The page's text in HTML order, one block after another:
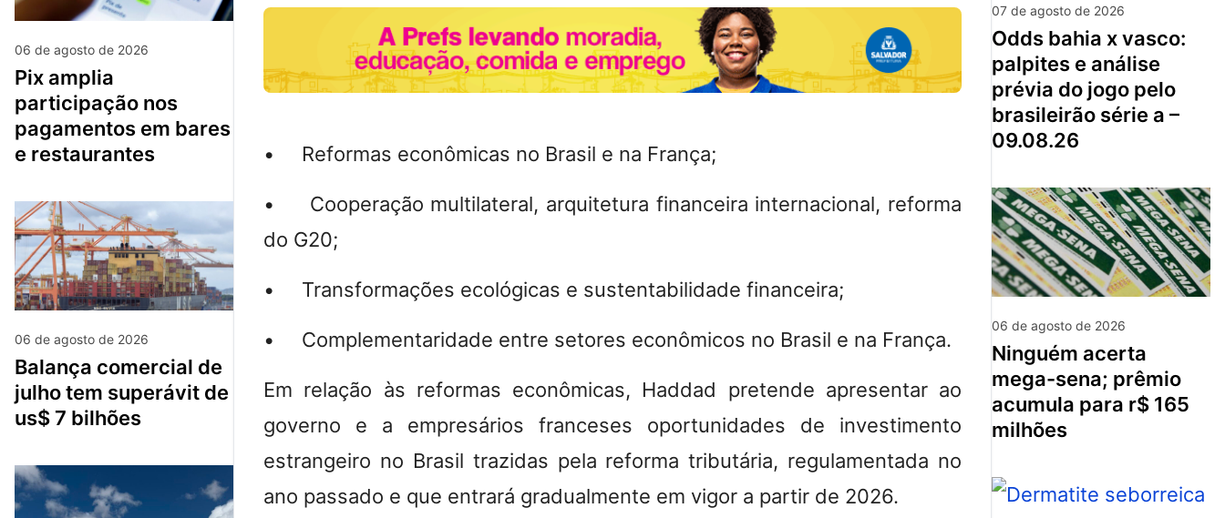
06 de agosto de 2026
pix amplia
participação nos
pagamentos em bares
e restaurantes
06 de agosto de 2026
balança comercial de
julho tem superávit de
us$ 7 bilhões
• Reformas econômicas no Brasil e na França;
• Cooperação multilateral, arquitetura financeira internacional, reforma
do G20;
• Transformações ecológicas e sustentabilidade financeira;
• Complementaridade entre setores econômicos no Brasil e na França.
Em relação às reformas econômicas, Haddad pretende apresentar ao
governo e a empresários franceses oportunidades de investimento
estrangeiro no Brasil trazidas pela reforma tributária, regulamentada no
ano passado e que entrará gradualmente em vigor a partir de 2026.
07 de agosto de 2026
odds bahia x vasco:
palpites e análise
prévia do jogo pelo
brasileirão série a –
09.08.26
06 de agosto de 2026
ninguém acerta
mega-sena; prêmio
acumula para r$ 165
milhões